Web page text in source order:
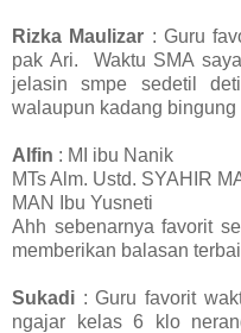
Rizka Maulizar : Guru
pak Ari. Waktu SMA
jelasin smpe sedetil
walaupun kadang bingung
Alfin : MI ibu Nanik
MTs Alm. Ustd. SYAHIR
MAN Ibu Yusneti
Ahh sebenarnya favorit
memberikan balasan
Sukadi : Guru favorit
ngajar kelas 6 klo